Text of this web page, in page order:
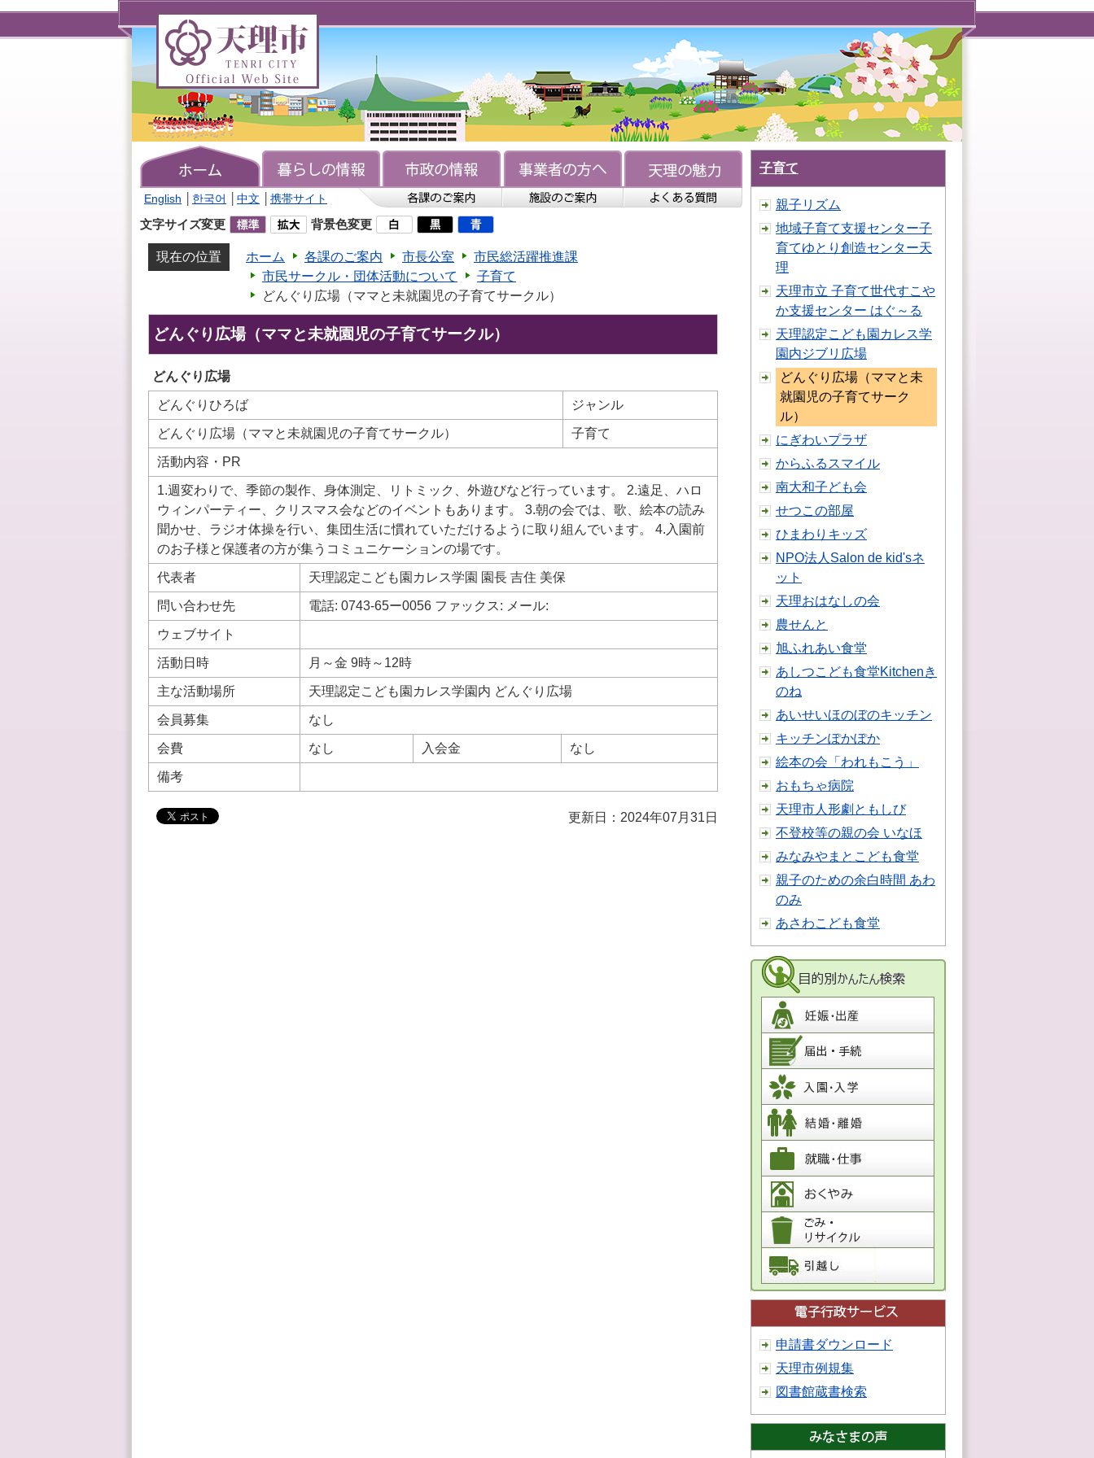
理
TENRI
Official
Site
English 한국어 中文 携帯サイト
文字サイズ変更 背景色変更
現在の位置 ホーム 各課のご案内 市長公室
市民総活躍推進課
市民サークル・団体活動について
子育て
どんぐり広場（ママと未就園児の子育てサークル）
どんぐり広場（ママと未就園児の子育てサークル）
どんぐり広場
どんぐりひろば ジャンル
どんぐり広場（ママと未就園児の子育てサークル） 子育て
活動内容・PR
1.週変わりで、季節の製作、身体測定、リトミック、外遊びなど行っています。 2.遠足、ハロ
ウィンパーティー、クリスマス会などのイベントもあります。 3.朝の会では、歌、絵本の読み
聞かせ、ラジオ体操を行い、集団生活に慣れていただけるように取り組んでいます。 4.入園前
のお子様と保護者の方が集うコミュニケーションの場です。
代表者 天理認定こども園カレス学園 園長 吉住 美保
問い合わせ先 電話: 0743-65ー0056 ファックス: メール:
ウェブサイト
活動日時 月～金 9時～12時
主な活動場所 天理認定こども園カレス学園内 どんぐり広場
会員募集 なし
会費 なし 入会金 なし
備考
更新日：2024年07月31日
子育て
親子リズム
地域子育て支援センター子
育てゆとり創造センター天
理
天理市立 子育て世代すこや
か支援センター はぐ～る
天理認定こども園カレス学
園内ジブリ広場
どんぐり広場（ママと未
就園児の子育てサーク
ル）
にぎわいプラザ
からふるスマイル
南大和子ども会
せつこの部屋
ひまわりキッズ
NPO法人Salon de kid'sネ
ット
天理おはなしの会
農せんと
旭ふれあい食堂
あしつこども食堂Kitchenき
のね
あいせいほのぼのキッチン
キッチンぽかぽか
絵本の会「われもこう」
おもちゃ病院
天理市人形劇ともしび
不登校等の親の会 いなほ
みなみやまとこども食堂
親子のための余白時間 あわ
のみ
あさわこども食堂
申請書ダウンロード
天理市例規集
図書館蔵書検索